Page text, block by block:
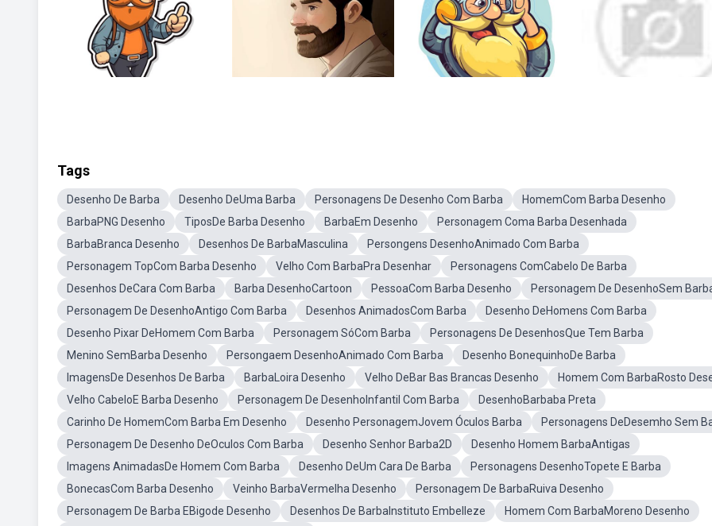
Tags
Desenho De Barba Desenho DeUma Barba Personagens De Desenho Com Barba
HomemCom Barba Desenho
BarbaPNG Desenho
TiposDe Barba Desenho BarbaEm Desenho
Personagem Coma Barba Desenhada
BarbaBranca Desenho
Desenhos De BarbaMasculina
Persongens DesenhoAnimado Com Barba
Personagem TopCom Barba Desenho
Velho Com BarbaPra Desenhar
Personagens ComCabelo De Barba
Desenhos DeCara Com Barba
Barba DesenhoCartoon PessoaCom Barba Desenho
Personagem De DesenhoSem
Personagem De DesenhoAntigo Com Barba
Desenhos AnimadosCom Barba
Desenho DeHomens Com Barba
Desenho Pixar DeHomem Com Barba
Personagem SóCom Barba
Personagens De DesenhosQue Tem Barba
Menino SemBarba Desenho
Persongaem DesenhoAnimado Com Barba
Desenho BonequinhoDe Barba
ImagensDe Desenhos De Barba
BarbaLoira Desenho Velho DeBar Bas Brancas Desenho
Homem Com BarbaRosto
Velho CabeloE Barba Desenho
Personagem De DesenhoInfantil Com Barba
DesenhoBarbaba Preta
Carinho De HomemCom Barba Em Desenho
Desenho PersonagemJovem Óculos Barba
Personagens DeDesemho Sem
Personagem De Desenho DeOculos Com Barba
Desenho Senhor Barba2D
Desenho Homem BarbaAntigas
Imagens AnimadasDe Homem Com Barba
Desenho DeUm Cara De Barba
Personagens DesenhoTopete E Barba
BonecasCom Barba Desenho
Veinho BarbaVermelha Desenho
Personagem De BarbaRuiva Desenho
Personagem De Barba EBigode Desenho
Desenhos De BarbaInstituto Embelleze
Homem Com BarbaMoreno Desenho